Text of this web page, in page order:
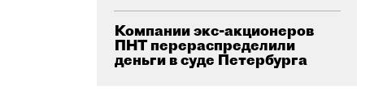
Компании экс-акционеров
ПНТ перераспределили
деньги в суде Петербурга